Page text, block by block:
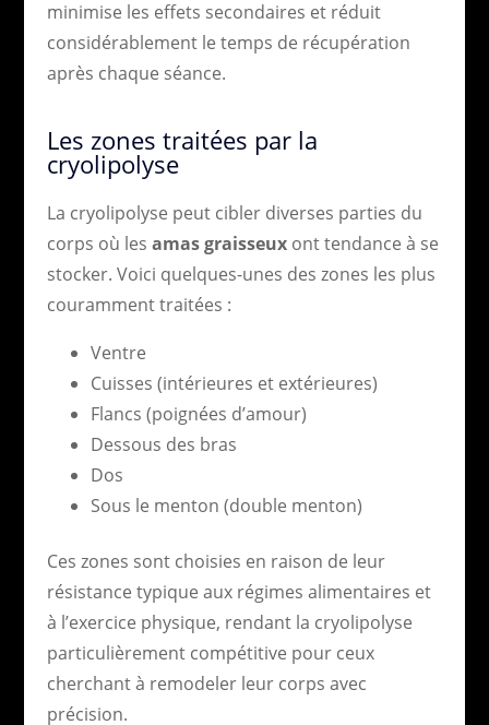
minimise les effets secondaires et réduit
considérablement le temps de récupération
après chaque séance.
Les zones traitées par la
cryolipolyse
La cryolipolyse peut cibler diverses parties du
corps où les amas graisseuxont tendance à se
stocker. Voici quelques-unes des zones les plus
couramment traitées :
Ventre
Cuisses (intérieures et extérieures)
Flancs (poignées d’amour)
Dessous des bras
Dos
Sous le menton (double menton)
Ces zones sont choisies en raison de leur
résistance typique aux régimes alimentaires et
à l’exercice physique, rendant la cryolipolyse
particulièrement compétitive pour ceux
cherchant à remodeler leur corps avec
précision.